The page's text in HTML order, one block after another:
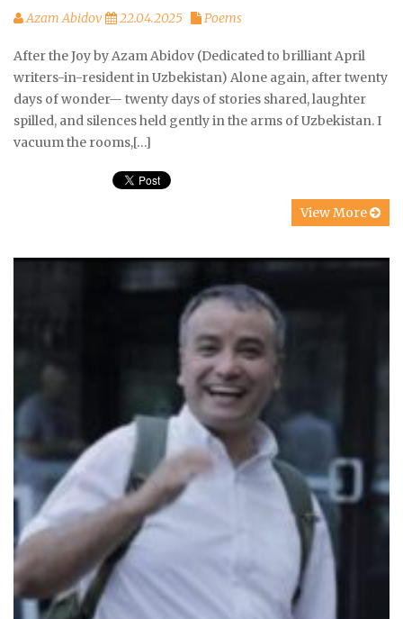
Azam Abidov 22.04.2025 Poems
After the Joy by Azam Abidov (Dedicated to brilliant April
writers-in-resident in Uzbekistan) Alone again, after twenty
days of wonder— twenty days of stories shared, laughter
spilled, and silences held gently in the arms of Uzbekistan. I
vacuum the rooms,[…]
View More